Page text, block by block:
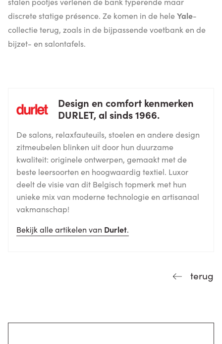
discrete statige présence. Ze komen in de heleYale-
collectie terug, zoals in de bijpassende voetbank en de
bijzet- en salontafels.
Design en comfort kenmerken
DURLET, al sinds 1966.
De salons, relaxfauteuils, stoelen en andere design
zitmeubelen blinken uit door hun duurzame
kwaliteit: originele ontwerpen, gemaakt met de
beste leersoorten en hoogwaardig textiel. Luxor
deelt de visie van dit Belgisch topmerk met hun
unieke mix van moderne technologie en artisanaal
vakmanschap!
Bekijk alle artikelen van Durlet.
terug